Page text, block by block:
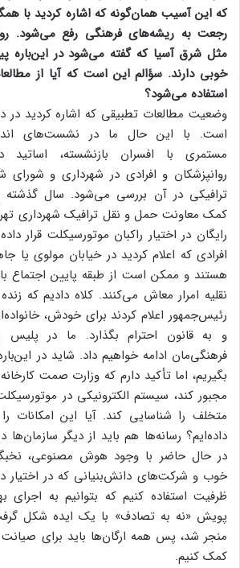
که این آسیب همان‌گونه که اشاره کردید با
رجعت به ریشه‌های فرهنگی رفع می‌شود.
مثل شرق آسیا که گفته می‌شود در این‌باره
خوبی دارند. سؤالم این است که آیا از
استفاده می‌شود؟
وضعیت مطالعات تطبیقی که اشاره کردید در
است. با این حال ما در نشست‌های
مستمری با افسران بازنشسته، اساتید
روانپزشکان و افرادی در شهرداری و شورای
ترافیکی در آن بررسی می‌شود. سال گذشته
رایگان در اختیار راکبان موتورسیکلت قرار
افرادی که اعلام کردید در خیابان مولوی یا
هستند و ممکن است از طبقه پایین اجتماع
نقلیه امرار معاش می‌کنند. کلاه دادیم که
رئیس‌جمهور اعلام کردند برای خودش،
و به قانون احترام بگذارد. ما در پلیس
فرهنگی‌مان ادامه خواهیم داد. شاید در
بگیریم، اما تأکید دارم که وزارت صمت
مجبور کند، سیستم الکترونیکی در
متخلف را شناسایی کند. آیا این امکانات
داده‌ایم؟ رسانه‌ها هم باید از دیگر سازمان‌ها
در حال حاضر با وجود هوش مصنوعی،
خوب و شرکت‌های دانش‌بنیانی که در اختیار
ظرفیت استفاده کنیم که بتوانیم به اجرای
پویش «نه به تصادف» با یک ایده شکل
منجر شد، پس همه ارگان‌ها باید برای صیانت
کمک کنیم.